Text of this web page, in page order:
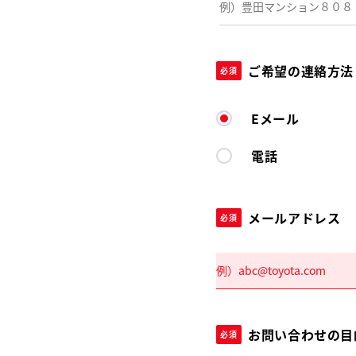
必須 ご希望の連絡方法
Eメール
電話
必須 メールアドレス
必須 お問い合わせの